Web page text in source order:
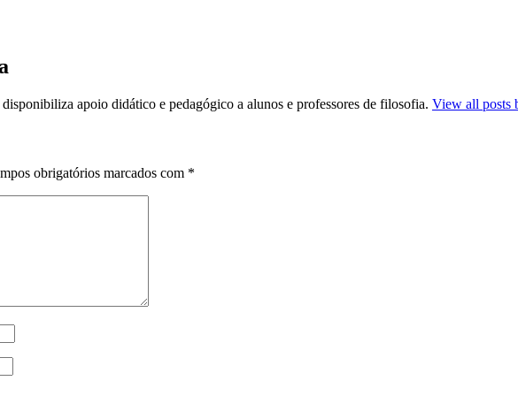
apoio didático e pedagógico a alunos e professores de filosofia. View all posts
obrigatórios marcados com *